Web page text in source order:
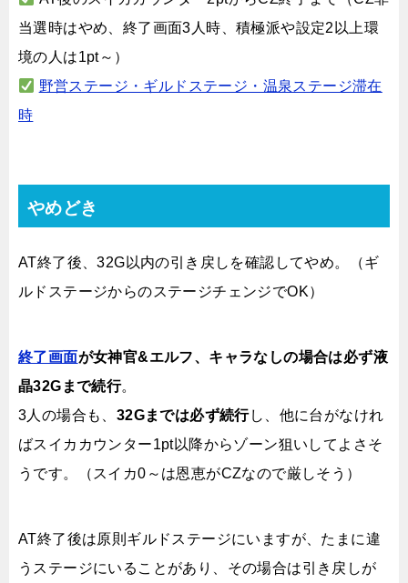
当選時はやめ、終了画面3人時、積極派や設定2以上環
境の人は1pt～）
野営ステージ・ギルドステージ・温泉ステージ滞在
時
やめどき
AT終了後、32G以内の引き戻しを確認してやめ。（ギ
ルドステージからのステージチェンジでOK）
終了画面が女神官&エルフ、キャラなしの場合は必ず液
晶32Gまで続行。
3人の場合も、 32Gまでは必ず続行し、他に台がなけれ
ばスイカカウンター1pt以降からゾーン狙いしてよさそ
うです。（スイカ0～は恩恵がCZなので厳しそう）
AT終了後は原則ギルドステージにいますが、たまに違
うステージにいることがあり、その場合は引き戻しが